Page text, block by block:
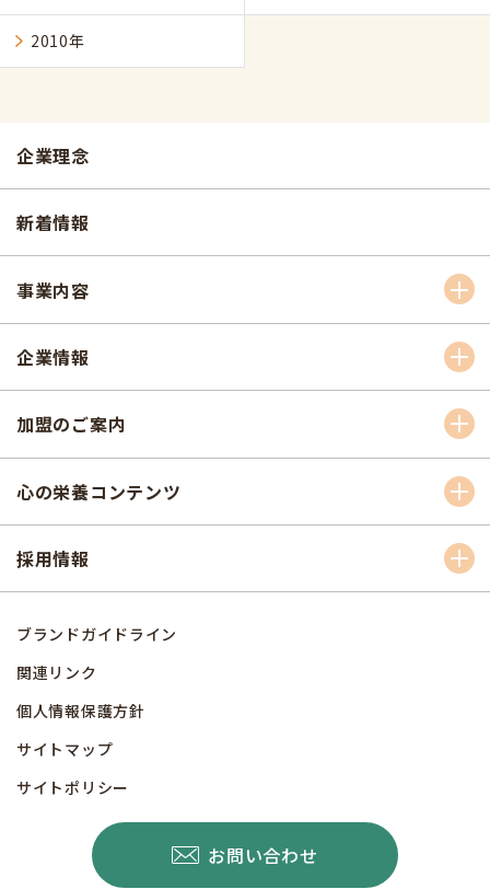
2010年
企業理念
新着情報
事業内容
企業情報
加盟のご案内
心の栄養コンテンツ
採用情報
ブランドガイドライン
関連リンク
個人情報保護方針
サイトマップ
サイトポリシー
お問い合わせ